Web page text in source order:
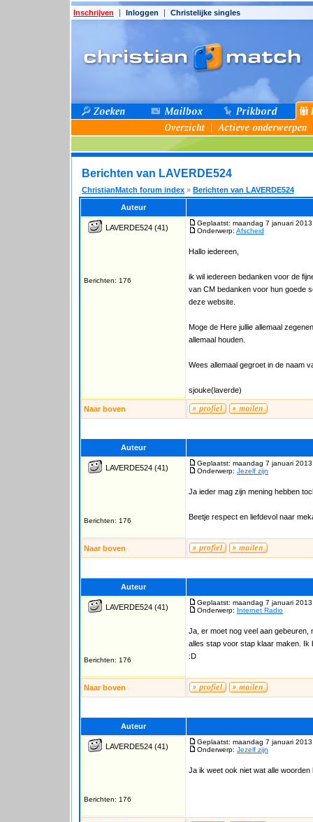
Inschrijven Inloggen Christelijke singles
Berichten van LAVERDE524
ChristianMatch forum index » Berichten van LAVERDE524
Auteur
LAVERDE524 (41)
Berichten: 176
Geplaatst: maandag 7 januari
Onderwerp: Afscheid
Hallo iedereen,
ik wil iedereen bedanken voor de
van CM bedanken voor hun goede
deze website.
Moge de Here jullie allemaal
allemaal houden.
Wees allemaal gegroet in de naam
sjouke(laverde)
Naar boven
Auteur
LAVERDE524 (41)
Berichten: 176
Geplaatst: maandag 7 januari
Onderwerp: Jezelf zijn
Ja ieder mag zijn mening hebben
Beetje respect en liefdevol naar
Naar boven
Auteur
LAVERDE524 (41)
Berichten: 176
Geplaatst: maandag 7 januari
Onderwerp: Internet Radio
Ja, er moet nog veel aan gebeuren,
alles stap voor stap klaar maken. Ik
:D
Naar boven
Auteur
LAVERDE524 (41)
Berichten: 176
Geplaatst: maandag 7 januari
Onderwerp: Jezelf zijn
Ja ik weet ook niet wat alle